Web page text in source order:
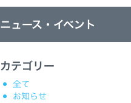
ニュース・イベント
カテゴリー
全て
お知らせ